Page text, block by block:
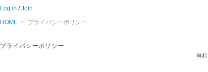
Log in /Join
HOME > プライバシーポリシー
プライバシーポリシー
当